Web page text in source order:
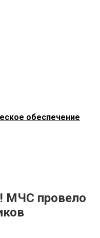
обеспечение
МЧС провело